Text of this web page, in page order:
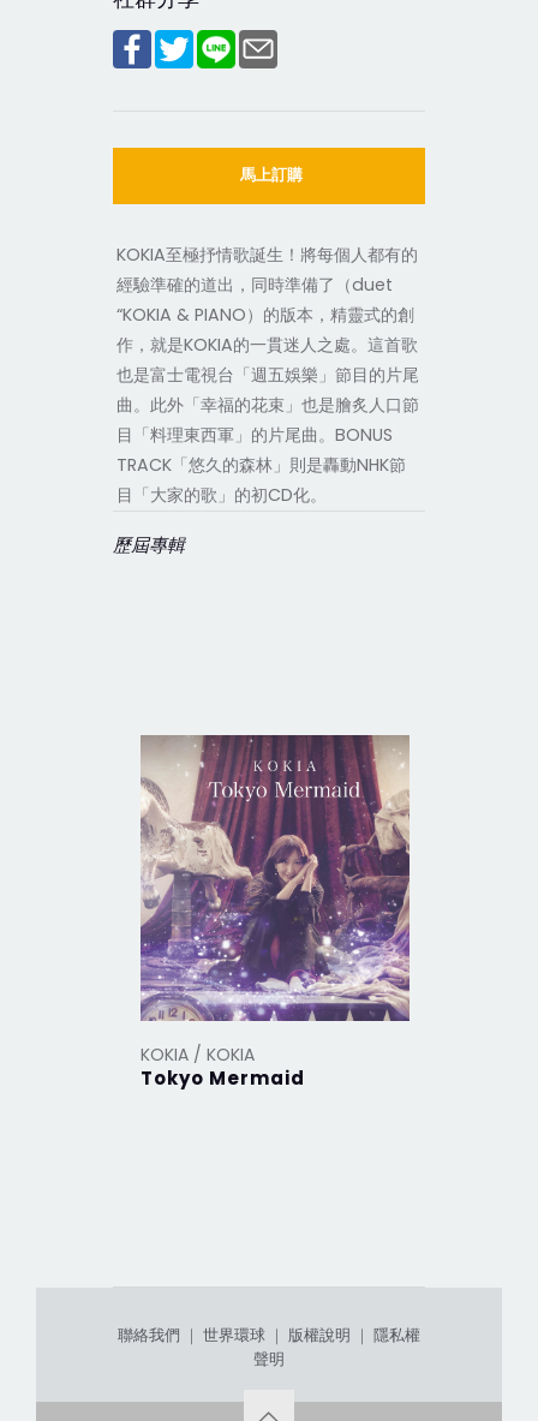
馬上訂購
KOKIA至極抒情歌誕生！將每個人都有的
經驗準確的道出，同時準備了（duet
“KOKIA & PIANO）的版本，精靈式的創
作，就是KOKIA的一貫迷人之處。這首歌
也是富士電視台「週五娛樂」節目的片尾
曲。此外「幸福的花束」也是膾炙人口節
目「料理東西軍」的片尾曲。BONUS
TRACK「悠久的森林」則是轟動NHK節
目「大家的歌」的初CD化。
歷屆專輯
KOKIA / KOKIA
Tokyo Mermaid
聯絡我們 ｜ 世界環球 ｜ 版權說明 ｜ 隱私權
聲明